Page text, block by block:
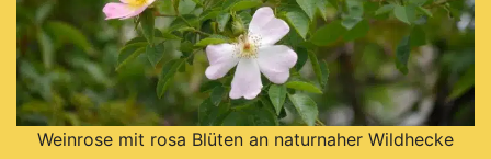
Weinrose mit rosa Blüten an naturnaher Wildhecke